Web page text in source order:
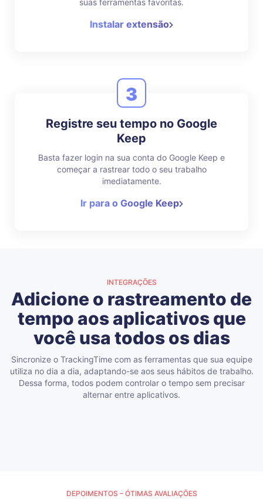
suas ferramentas favoritas.
Instalar extensão
3
Registre seu tempo no Google
Keep
Basta fazer login na sua conta do Google Keep e
começar a rastrear todo o seu trabalho
imediatamente.
Ir para o Google Keep
INTEGRAÇÕES
Adicione o rastreamento de
tempo aos aplicativos que
você usa todos os dias
Sincronize o TrackingTime com as ferramentas que sua equipe
utiliza no dia a dia, adaptando-se aos seus hábitos de trabalho.
Dessa forma, todos podem controlar o tempo sem precisar
alternar entre aplicativos.
DEPOIMENTOS – ÓTIMAS AVALIAÇÕES